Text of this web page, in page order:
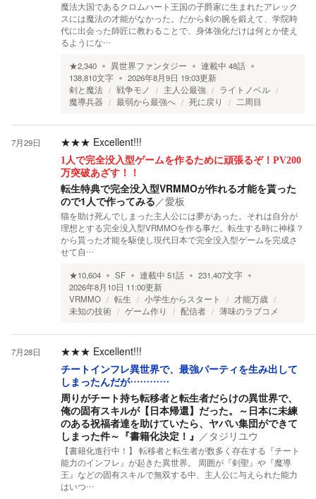
魔法大国であるクロムハート王国の子爵家に生まれたアレック
スには魔法の才能がなかった。だから剣の腕を鍛えて、学院時
代に出会った師匠に教わることで、身体強化だけは何とか使え
るようにな…
★2,340 異世界ファンタジー 連載中 48話
138,810文字 2026年8月9日 19:03更新
剣と魔法
戦争モノ 主人公最強
ライトノベル
魔導兵器
最弱から最強へ 死に戻り 二周目
7月29日 ★★★ Excellent!!!
1人で完全没入型ゲームを作るために頑張るぞ！PV200
万突破あざす！！
転生特典で完全没入型VRMMOが作れる才能を貰った
ので1人で作ってみる／愛板
猫を助け死んでしまった主人公には夢があった。それは自分が
理想とする完全没入型VRMMOを作る事だ。転生する時に神様？
から貰った才能を駆使し現代日本で完全没入型ゲームを完成さ
せて自…
★10,604 SF 連載中 51話 231,407文字
2026年8月10日 11:00更新
VRMMO
転生 小学生からスタート
才能万歳
未知の技術
ゲーム作り 配信者 薄味のラブコメ
7月28日 ★★★ Excellent!!!
チートインフレ異世界で、最強パーティを生み出して
しまったんだが…………
周りがチート持ち転移者と転生者だらけの異世界で、
俺の固有スキルが【日本帰還】だった。～日本に未練
のある祝福者達を助けていたら、ヤバい集団ができて
しまった件～『書籍化決定！』 ／ タジリユウ
【書籍化進行中！】 転移者と転生者が数多く存在する『チート
能力のインフレ』が起きた異世界。 周囲が『剣聖』や『魔導
王』などの固有スキルで無双する中、主人公に与えられた能力
はいつ…